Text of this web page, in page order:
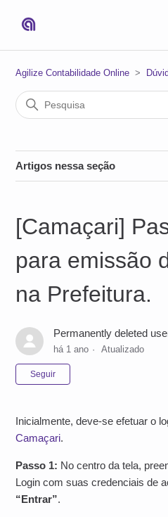
Agilize Contabilidade Online
Artigos nessa seção
[Camaçari]
para emissão
na Prefeitura.
Permanently deleted
há 1 ano Atualizado
Seguir
Inicialmente, deve-se efetuar o
Camaçari.
Passo 1: No centro da tela,
Login com suas credenciais de
“Entrar”.